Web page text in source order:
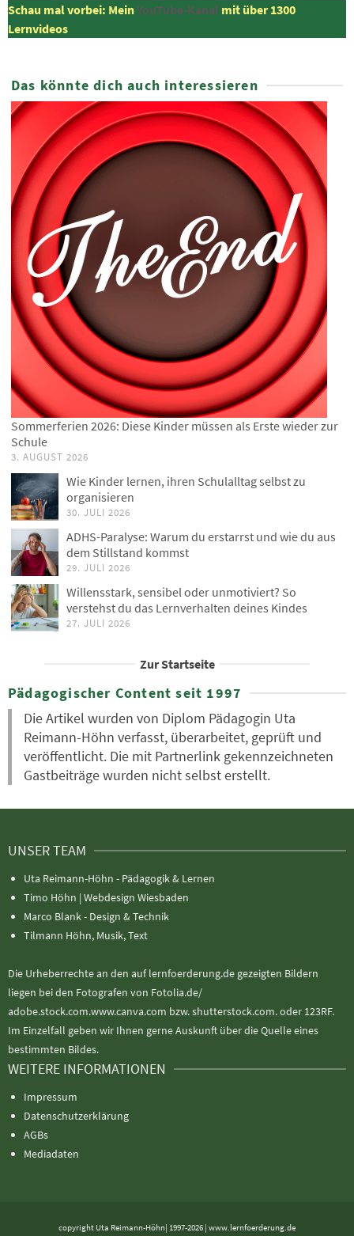
Schau mal vorbei: MeinYouTube-Kanal mit über 1300
Lernvideos
Das könnte dich auch interessieren
Sommerferien 2026: Diese Kinder müssen als Erste wieder zur
Schule
3. AUGUST 2026
Wie Kinder lernen, ihren Schulalltag selbst zu
organisieren
30. JULI 2026
ADHS-Paralyse: Warum du erstarrst und wie du aus
dem Stillstand kommst
29. JULI 2026
Willensstark, sensibel oder unmotiviert? So
verstehst du das Lernverhalten deines Kindes
27. JULI 2026
Zur Startseite
Pädagogischer Content seit 1997
Die Artikel wurden von Diplom Pädagogin Uta
Reimann-Höhn verfasst, überarbeitet, geprüft und
veröffentlicht. Die mit Partnerlink gekennzeichneten
Gastbeiträge wurden nicht selbst erstellt.
UNSER TEAM
Uta Reimann-Höhn - Pädagogik & Lernen
Timo Höhn | Webdesign Wiesbaden
Marco Blank - Design & Technik
Tilmann Höhn, Musik, Text
Die Urheberrechte an den auf lernfoerderung.de gezeigten Bildern
liegen bei den Fotografen von Fotolia.de/
adobe.stock.com.www.canva.com bzw. shutterstock.com. oder 123RF.
Im Einzelfall geben wir Ihnen gerne Auskunft über die Quelle eines
bestimmten Bildes.
WEITERE INFORMATIONEN
Impressum
Datenschutzerklärung
AGBs
Mediadaten
copyright Uta Reimann-Höhn| 1997-2026 | www.lernfoerderung.de